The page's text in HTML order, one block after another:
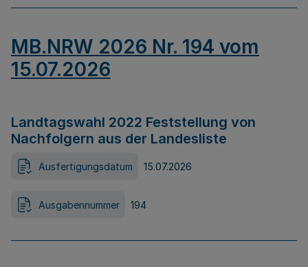
MB.NRW 2026 Nr. 194 vom
15.07.2026
Landtagswahl 2022 Feststellung von
Nachfolgern aus der Landesliste
Ausfertigungsdatum 15.07.2026
Ausgabennummer 194